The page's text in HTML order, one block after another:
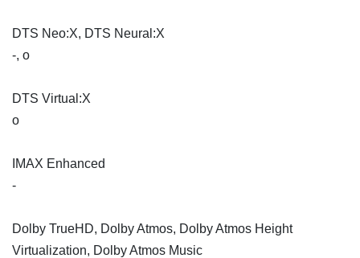
DTS Neo:X, DTS Neural:X
-, o
DTS Virtual:X
o
IMAX Enhanced
-
Dolby TrueHD, Dolby Atmos, Dolby Atmos Height
Virtualization, Dolby Atmos Music